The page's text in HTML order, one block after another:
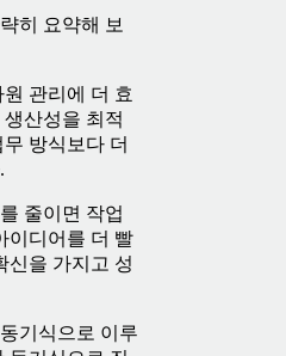
히 요약해 보
관리에 더 효
산성을 최적
방식보다 더
줄이면 작업
이디어를 더 빨
신을 가지고 성
기식으로 이루